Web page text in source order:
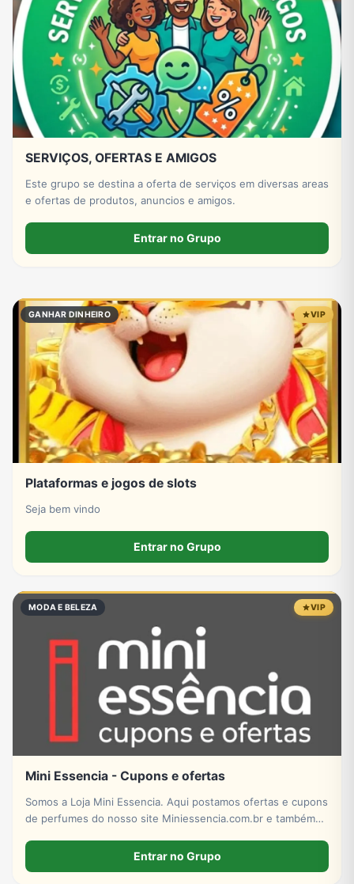
SERVIÇOS, OFERTAS E AMIGOS
Este grupo se destina a oferta de serviços em diversas areas
e ofertas de produtos, anuncios e amigos.
Entrar no Grupo
GANHAR DINHEIRO VIP
Plataformas e jogos de slots
Seja bem vindo
Entrar no Grupo
MODA E BELEZA VIP
Mini Essencia - Cupons e ofertas
Somos a Loja Mini Essencia. Aqui postamos ofertas e cupons
de perfumes do nosso site Miniessencia.com.br e também
Entrar no Grupo